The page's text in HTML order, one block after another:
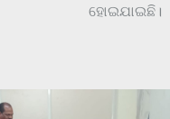
ହୋଇଯାଇଛି।